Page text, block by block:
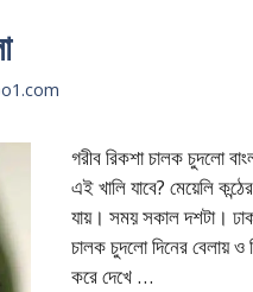
গরীব রিকশা চালক
এই খালি যাবে? মেয়েলি
যায়। সময় সকাল দশটা।
চালক চুদলো দিনের বেলায় ও
করে দেখে …